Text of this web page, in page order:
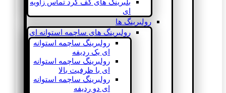
بلبرینگ های کف گرد تماس زاویه
ای
رولبرینگ ها
رولبرینگ های ساچمه استوانه ای
رولبرینگ ساچمه استوانه
ای یک ردیفه
رولبرینگ ساچمه استوانه
ای با ظرفیت بالا
رولبرینگ ساچمه استوانه
ای دو ردیفه